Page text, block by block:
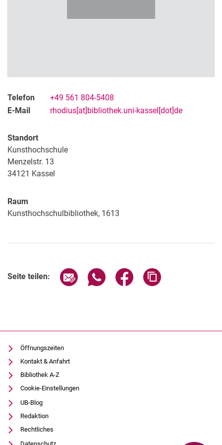
Kontakt
Telefon
+49 561 804-5408
E-Mail
rhodius[at]bibliothek.uni-kassel[dot]de
Standort
Kunsthochschule
Menzelstr. 13
34121 Kassel
Raum
Kunsthochschulbibliothek, 1613
Seite teilen: Seite über E-Mail teilen
Seite über WhatsApp teilen
Seite über Facebook
Öffnungszeiten
Kontakt & Anfahrt
Bibliothek A-Z
Cookie-Einstellungen
UB-Blog
Redaktion
Rechtliches
Datenschutz